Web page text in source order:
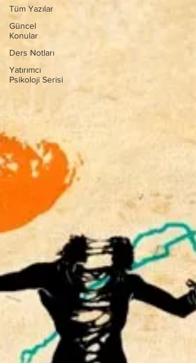
Tüm Yazılar
Güncel
Konular
Ders Notları
Yatırımcı
Psikoloji Serisi